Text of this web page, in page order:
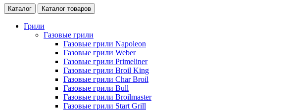
Каталог Каталог товаров
Грили
Газовые грили
Газовые грили Napoleon
Газовые грили Weber
Газовые грили Primeliner
Газовые грили Broil King
Газовые грили Char Broil
Газовые грили Bull
Газовые грили Broilmaster
Газовые грили Start Grill